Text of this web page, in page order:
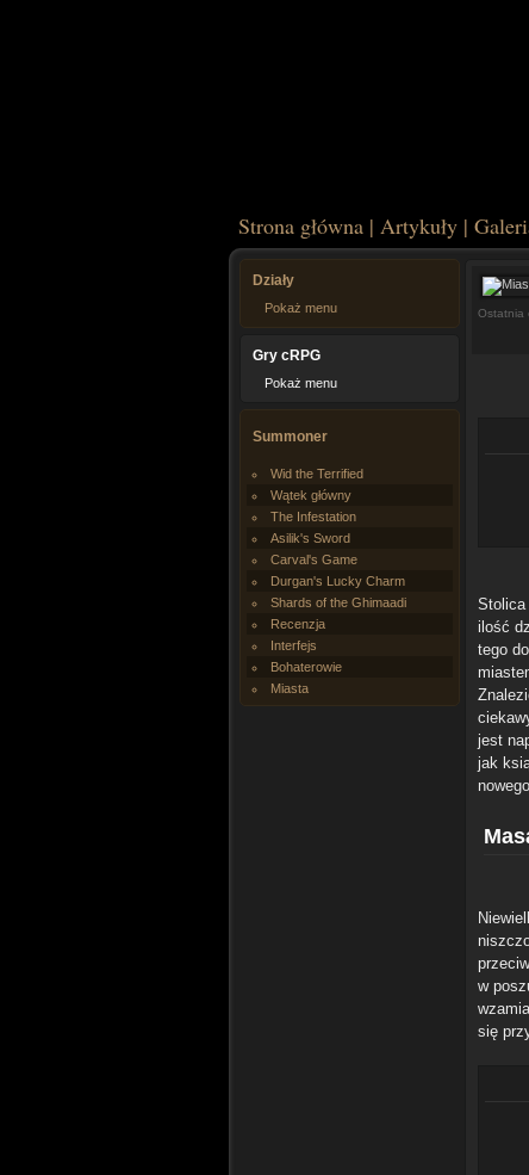
Strona główna | Artykuły |
Działy
Pokaż menu
Gry cRPG
Pokaż menu
Summoner
Wid the Terrified
Wątek główny
The Infestation
Asilik's Sword
Carval's Game
Durgan's Lucky Charm
Shards of the Ghimaadi
Recenzja
Interfejs
Bohaterowie
Miasta
Ostatnia
Stolica
ilość
tego
jest
jak
w
się